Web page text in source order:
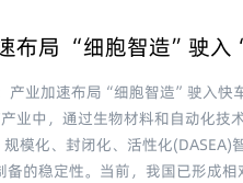
布局 “细胞智造”驶入
产业加速布局“细胞智造”驶入快
中，通过生物材料和自动化技
模化、封闭化、活性化(DASEA)
的稳定性。当前，我国已形成相